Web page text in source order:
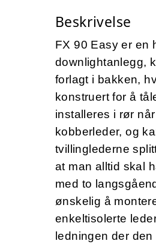
Beskrivelse
FX 90 Easy er en
downlightanlegg,
forlagt i bakken,
konstruert for å
installeres i rør
kobberleder, og
tvillinglederne
at man alltid skal
med to
ønskelig å
enkeltisolerte
ledningen der